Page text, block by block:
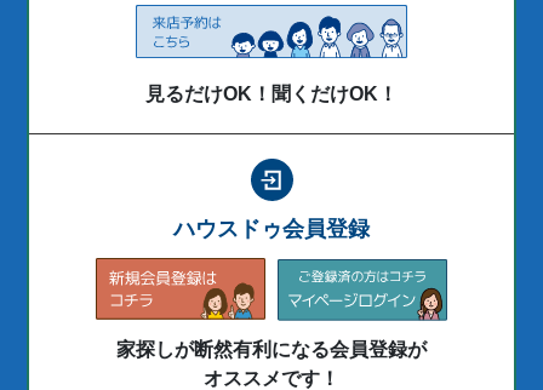
見るだけOK！聞くだけOK！
ハウスドゥ会員登録
家探しが断然有利になる会員登録が
オススメです！